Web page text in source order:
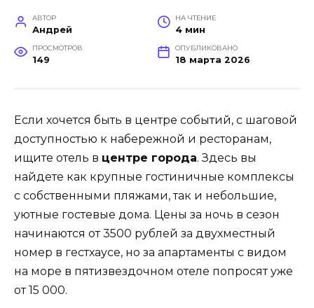
АВТОР
Андрей
НА ЧТЕНИЕ
4 мин
ПРОСМОТРОВ
149
ОПУБЛИКОВАНО
18 марта 2026
Если хочется быть в центре событий, с шаговой
доступностью к набережной и ресторанам,
ищите отель в центре города. Здесь вы
найдете как крупные гостиничные комплексы
с собственными пляжами, так и небольшие,
уютные гостевые дома. Цены за ночь в сезон
начинаются от 3500 рублей за двухместный
номер в гестхаусе, но за апартаменты с видом
на море в пятизвездочном отеле попросят уже
от 15 000.